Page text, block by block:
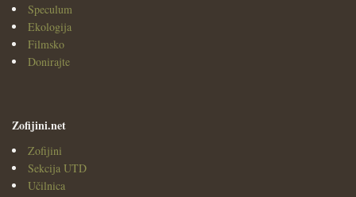
Speculum
Ekologija
Filmsko
Donirajte
Zofijini.net
Zofijini
Sekcija UTD
Učilnica